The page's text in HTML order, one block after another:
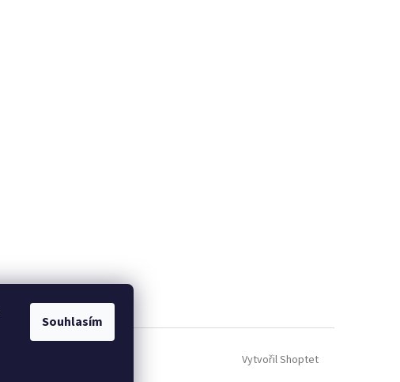
Souhlasím
Vytvořil Shoptet